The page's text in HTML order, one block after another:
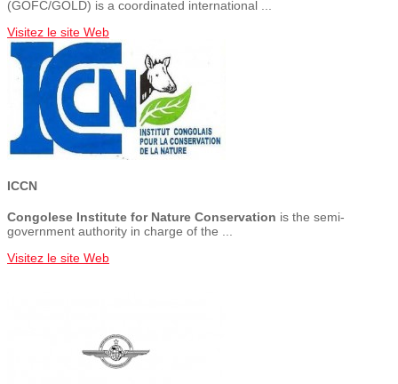
(GOFC/GOLD) is a coordinated international ...
Visitez le site Web
ICCN
Congolese Institute for Nature Conservation is the semi-
government authority in charge of the ...
Visitez le site Web